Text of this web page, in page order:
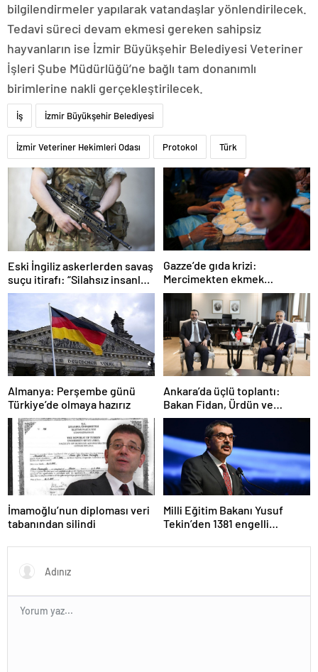
bilgilendirmeler yapılarak vatandaşlar yönlendirilecek.
Tedavi süreci devam ekmesi gereken sahipsiz
hayvanların ise İzmir Büyükşehir Belediyesi Veteriner
İşleri Şube Müdürlüğü’ne bağlı tam donanımlı
birimlerine nakli gerçekleştirilecek.
İş İzmir Büyükşehir Belediyesi
İzmir Veteriner Hekimleri Odası Protokol Türk
Eski İngiliz askerlerden savaş
suçu itirafı: “Silahsız insanları
uykuda öldürdüler”
Gazze’de gıda krizi:
Mercimekten ekmek
yapıyorlar
Almanya: Perşembe günü
Türkiye’de olmaya hazırız
Ankara’da üçlü toplantı:
Bakan Fidan, Ürdün ve
Suriyeli mevkidaşlarıyla
görüştü
İmamoğlu’nun diploması veri
tabanından silindi
Milli Eğitim Bakanı Yusuf
Tekin’den 1381 engelli
paylaşım